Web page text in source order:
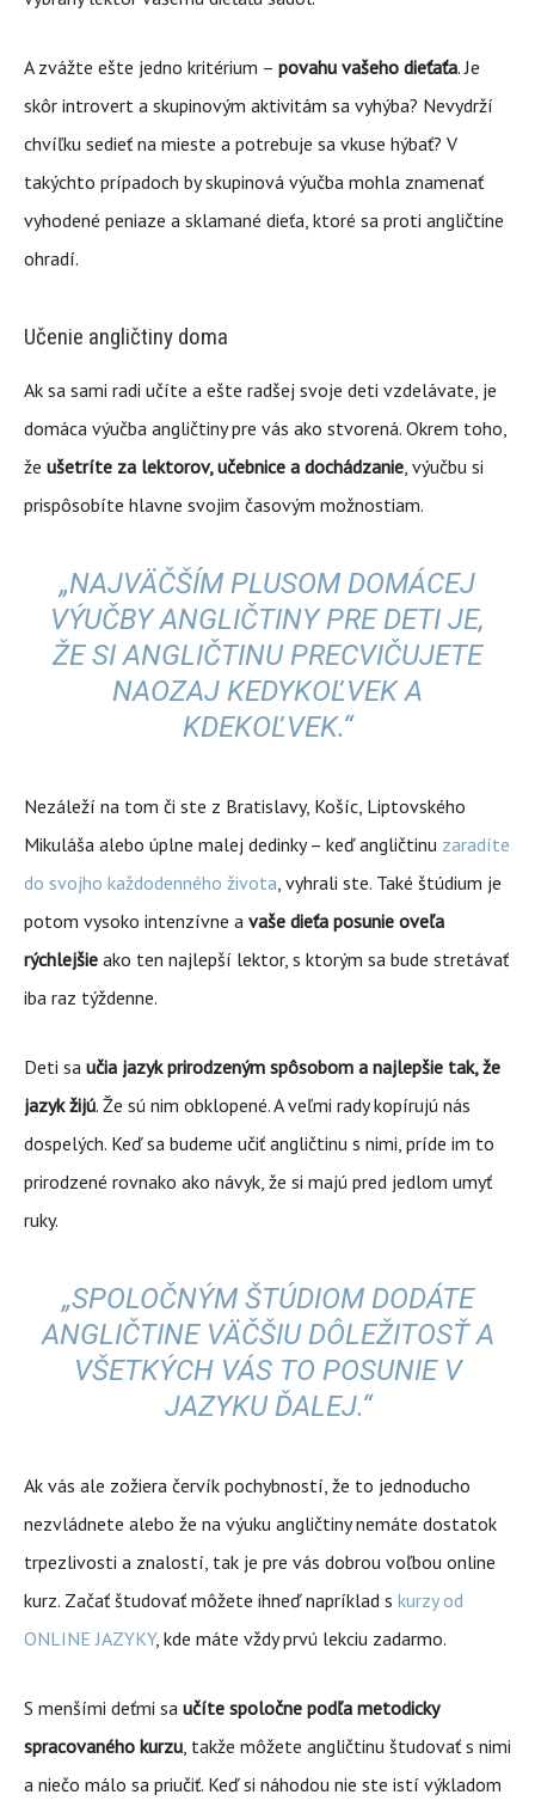
A zvážte ešte jedno kritérium – povahu vašeho dieťaťa. Je
skôr introvert a skupinovým aktivitám sa vyhýba? Nevydrží
chvíľku sedieť na mieste a potrebuje sa vkuse hýbať? V
takýchto prípadoch by skupinová výučba mohla znamenať
vyhodené peniaze a sklamané dieťa, ktoré sa proti angličtine
ohradí.
Učenie angličtiny doma
Ak sa sami radi učíte a ešte radšej svoje deti vzdelávate, je
domáca výučba angličtiny pre vás ako stvorená. Okrem toho,
že ušetríte za lektorov, učebnice a dochádzanie, výučbu si
prispôsobíte hlavne svojim časovým možnostiam.
„NAJVÄČŠÍM PLUSOM DOMÁCEJ
VÝUČBY ANGLIČTINY PRE DETI JE,
ŽE SI ANGLIČTINU PRECVIČUJETE
NAOZAJ KEDYKOĽVEK A
KDEKOĽVEK.“
Nezáleží na tom či ste z Bratislavy, Košíc, Liptovského
Mikuláša alebo úplne malej dedinky – keď angličtinu zaradíte
do svojho každodenného života, vyhrali ste. Také štúdium je
potom vysoko intenzívne a vaše dieťa posunie oveľa
rýchlejšie ako ten najlepší lektor, s ktorým sa bude stretávať
iba raz týždenne.
Deti sa učia jazyk prirodzeným spôsobom a najlepšie tak, že
jazyk žijú. Že sú nim obklopené. A veľmi rady kopírujú nás
dospelých. Keď sa budeme učiť angličtinu s nimi, príde im to
prirodzené rovnako ako návyk, že si majú pred jedlom umyť
ruky.
„SPOLOČNÝM ŠTÚDIOM DODÁTE
ANGLIČTINE VÄČŠIU DÔLEŽITOSŤ A
VŠETKÝCH VÁS TO POSUNIE V
JAZYKU ĎALEJ.“
Ak vás ale zožiera červík pochybností, že to jednoducho
nezvládnete alebo že na výuku angličtiny nemáte dostatok
trpezlivosti a znalostí, tak je pre vás dobrou voľbou online
kurz. Začať študovať môžete ihneď napríklad s kurzy od
ONLINE JAZYKY, kde máte vždy prvú lekciu zadarmo.
S menšími deťmi sa učíte spoločne podľa metodicky
spracovaného kurzu, takže môžete angličtinu študovať s nimi
a niečo málo sa priučiť. Keď si náhodou nie ste istí výkladom